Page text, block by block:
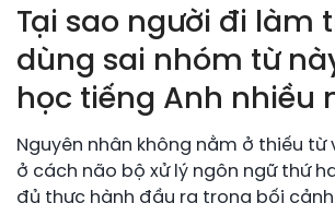
Tại sao người đi làm
dùng sai nhóm từ
học tiếng Anh nhiều
Nguyên nhân không nằm ở thiếu từ
ở cách não bộ xử lý ngôn ngữ thứ
đủ thực hành đầu ra trong bối